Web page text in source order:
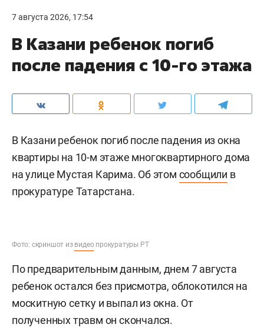
7 августа 2026, 17:54
В Казани ребенок погиб
после падения с 10-го этажа
В Казани ребенок погиб после падения из окна
квартиры на 10-м этаже многоквартирного дома
на улице Мустая Карима. Об этом сообщили в
прокуратуре Татарстана.
Фото: скриншот из видеопрокуратуры РТ
По предварительным данным, днем 7 августа
ребенок остался без присмотра, облокотился на
москитную сетку и выпал из окна. От
полученных травм он скончался.